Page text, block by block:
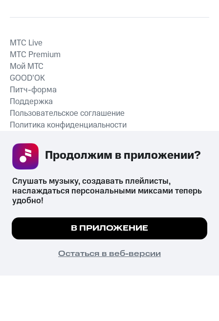
СКАЧАТЬ ПРИЛОЖЕНИЕ
MTС Live
MTС Premium
Мой МТС
GOOD’OK
Питч-форма
Поддержка
Пользовательское соглашение
Политика конфиденциальности
психотропных веществ, их аналогов причиняет вред здоровью,
их незаконный оборот запрещён и влечёт установленную
законодательством ответственность.
© 2026 ООО «КИОН».
Все права защищены
Мы используем куки, чтобы на сайте все
Подробнее
ПОНЯТНО
Слушать музыку, создавать плейлисты,
наслаждаться персональными миксами теперь
удобно!
В ПРИЛОЖЕНИЕ
Остаться в веб-версии